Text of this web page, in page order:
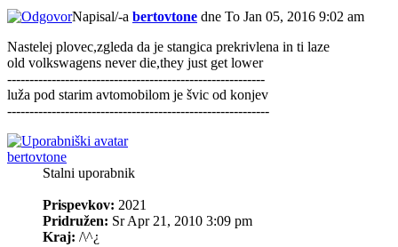
Napisal/-a bertovtone dne To Jan 05, 2016 9:02 am
Nastelej plovec,zgleda da je stangica prekrivlena in ti laze
old volkswagens never die,they just get lower
----------------------------------------------------------
luža pod starim avtomobilom je švic od konjev
-----------------------------------------------------------
bertovtone
Stalni uporabnik
Prispevkov: 2021
Pridružen: Sr Apr 21, 2010 3:09 pm
Kraj: /\^¿